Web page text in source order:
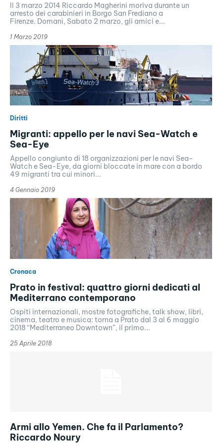
Il 3 marzo 2014 Riccardo Magherini moriva durante un
arresto dei carabinieri in Borgo San Frediano a
Firenze. Domani, Sabato 2 marzo, gli amici e...
1 Marzo 2019
Diritti
Migranti: appello per le navi Sea-Watch e
Sea-Eye
Appello congiunto di 18 organizzazioni per le navi Sea-
Watch e Sea-Eye, da giorni bloccate in mare con a bordo
49 migranti tra cui minori...
4 Gennaio 2019
Cronaca
Prato in festival: quattro giorni dedicati al
Mediterrano contemporano
Ospiti internazionali, mostre fotografiche, talk show, libri,
cinema, teatro e musica: torna a Prato dal 3 al 6 maggio
2018 “Mediterraneo Downtown”, il primo...
25 Aprile 2018
Armi allo Yemen. Che fa il Parlamento?
Riccardo Noury